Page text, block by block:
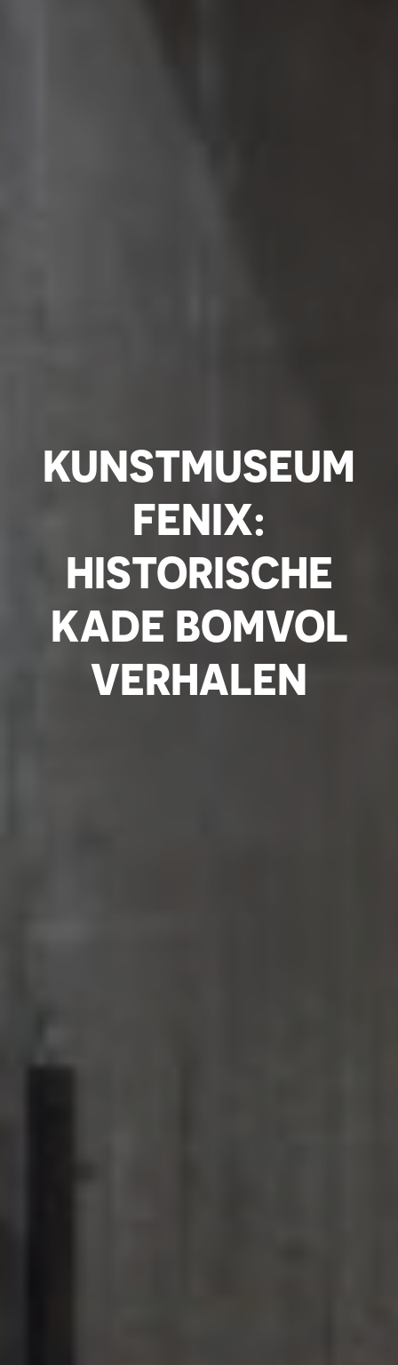
KUNSTMUSEUM
FENIX:
HISTORISCHE
KADE BOMVOL
VERHALEN